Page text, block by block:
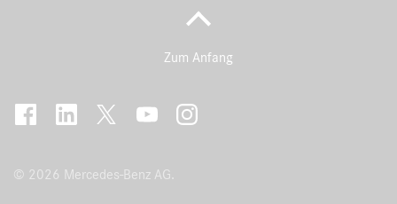
Zum Anfang
© 2026 Mercedes-Benz AG.